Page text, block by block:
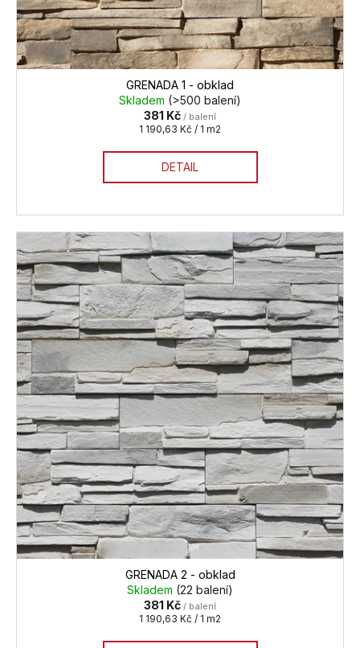
GRENADA 1 - obklad
Skladem (>500 balení)
381 Kč / balení
Měrná
1 190,63 Kč / 1 m2
DETAIL
GRENADA 2 - obklad
Skladem (22 balení)
381 Kč / balení
Měrná
1 190,63 Kč / 1 m2